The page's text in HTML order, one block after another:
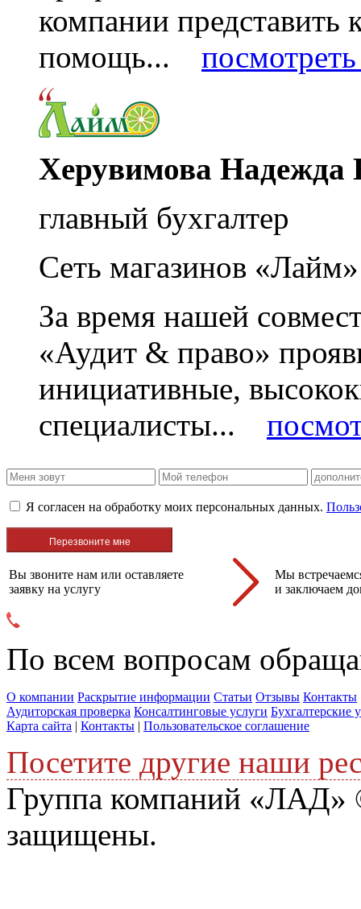
компании
помощь...
Херувимова Надежда
главный бухгалтер
Сеть магазинов «Лайм»
За время нашей
«Аудит & право»
инициативные,
специалисты...
Я согласен на обработку моих персональных данных.
Вы звоните нам или оставляете
заявку на услугу
Мы
и заключаем
По всем вопросам
О компании Раскрытие информации Статьи Отзывы Контакты
Аудиторская проверка Консалтинговые услуги Бухгалтерские
Карта сайта | Контакты | Пользовательское соглашение
Посетите другие наши
Группа компаний «ЛАД»
защищены.